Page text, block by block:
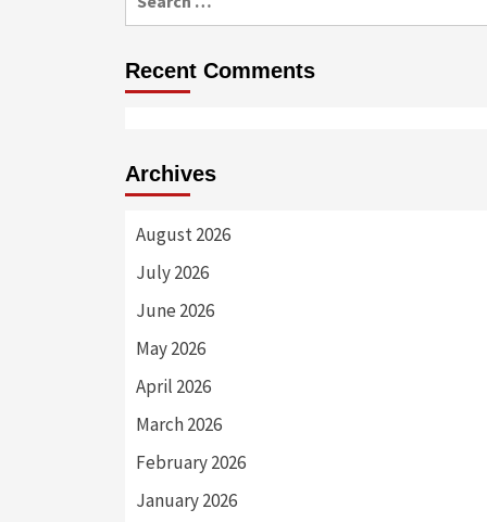
for:
Recent Comments
Archives
August 2026
July 2026
June 2026
May 2026
April 2026
March 2026
February 2026
January 2026